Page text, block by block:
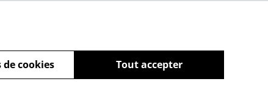
Tout accepter
cookies